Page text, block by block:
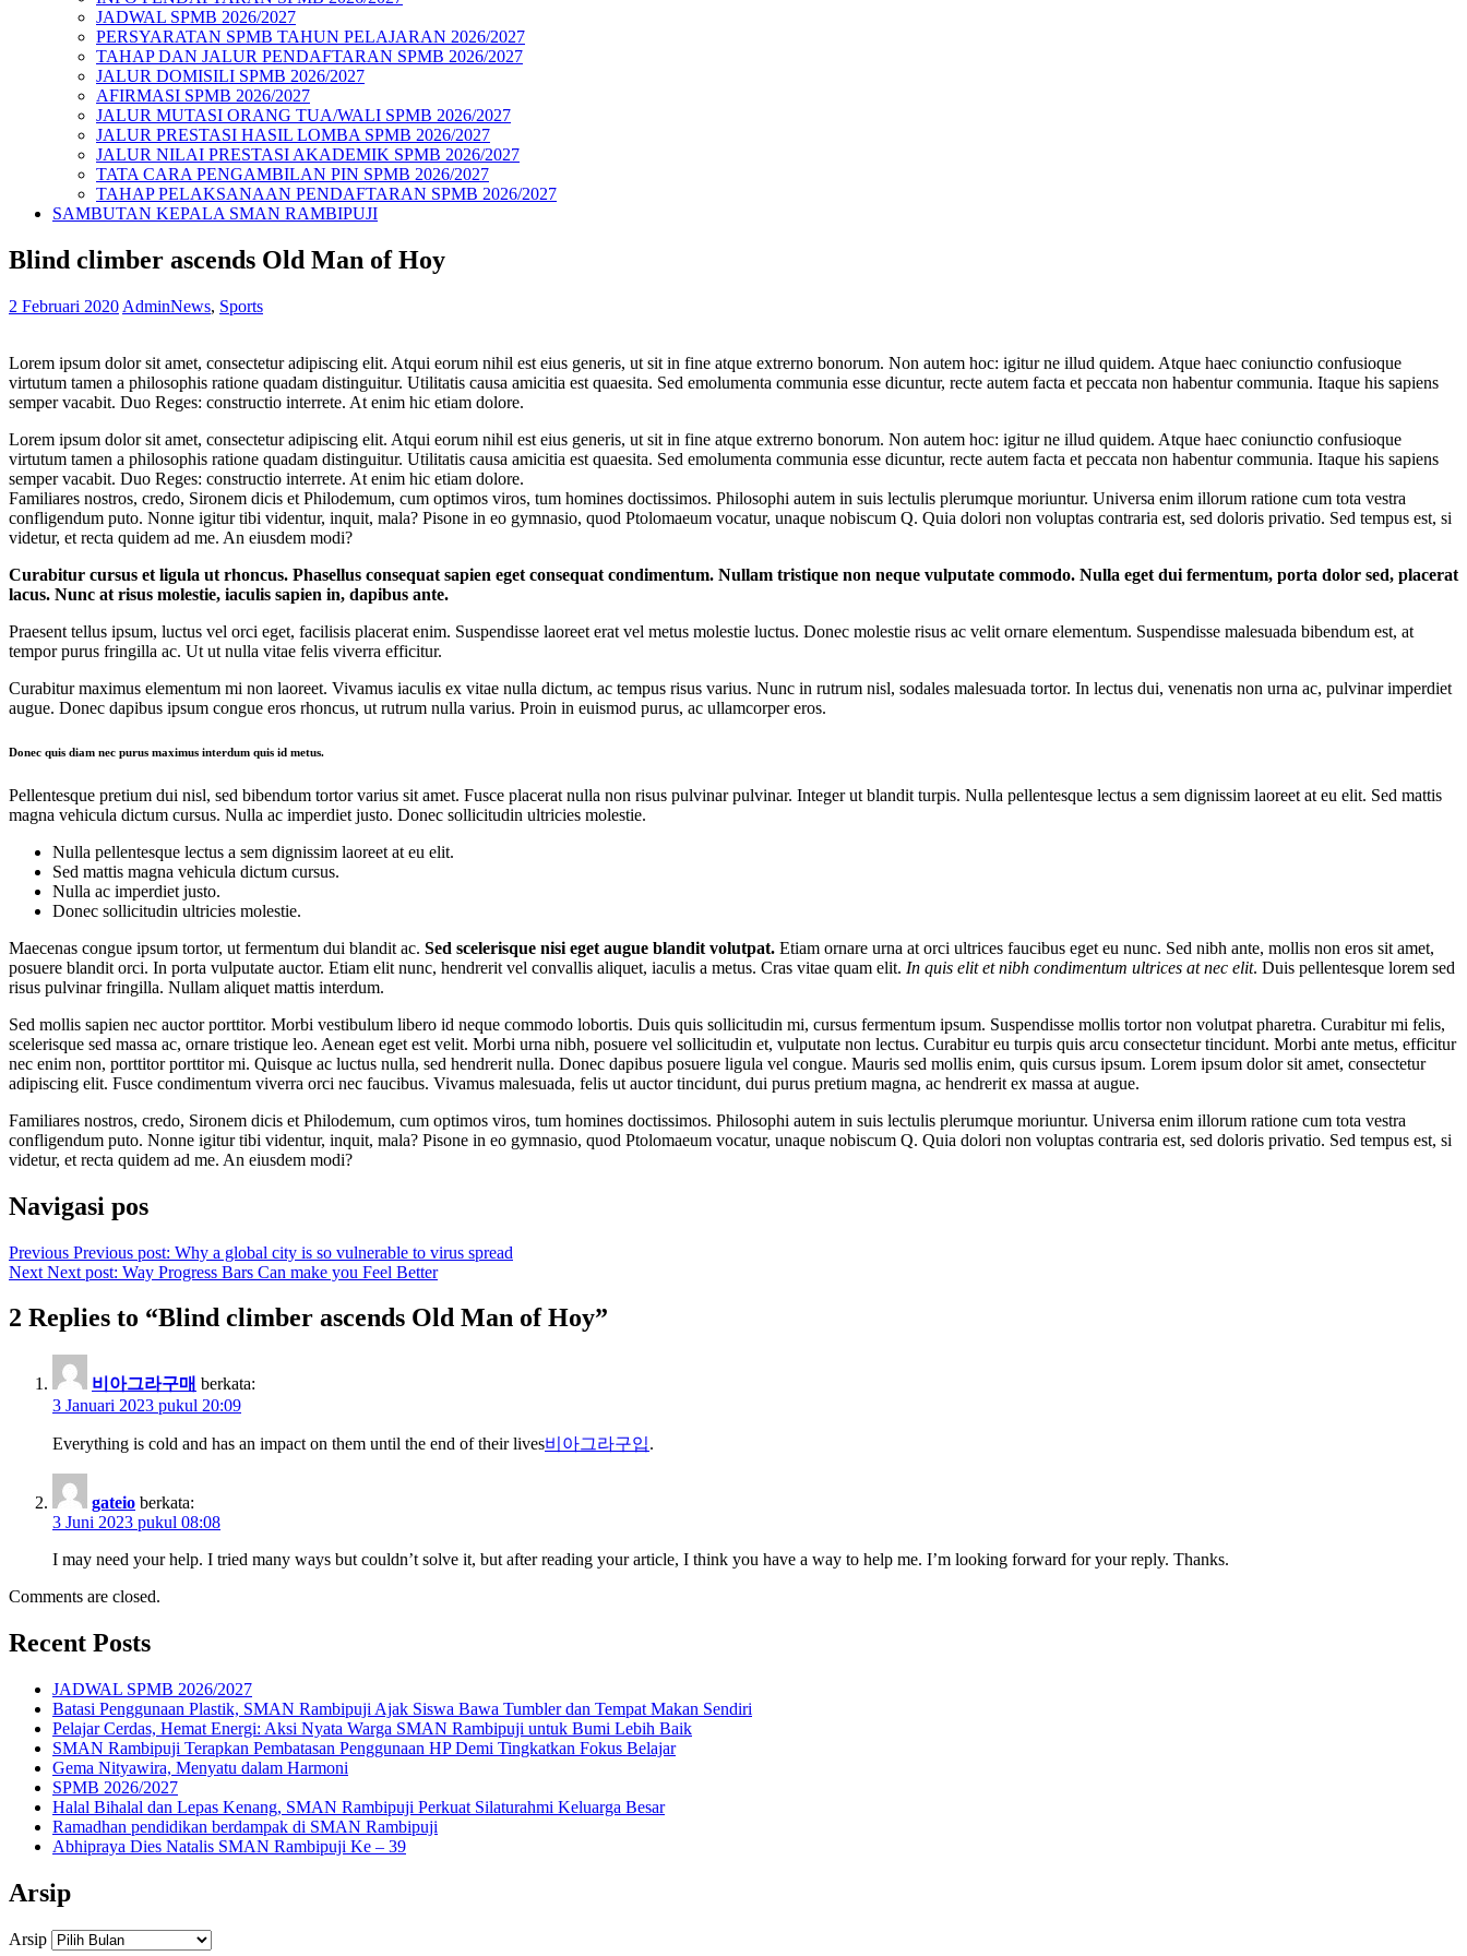
JADWAL SPMB 2026/2027
PERSYARATAN SPMB TAHUN PELAJARAN 2026/2027
TAHAP DAN JALUR PENDAFTARAN SPMB 2026/2027
JALUR DOMISILI SPMB 2026/2027
AFIRMASI SPMB 2026/2027
JALUR MUTASI ORANG TUA/WALI SPMB 2026/2027
JALUR PRESTASI HASIL LOMBA SPMB 2026/2027
JALUR NILAI PRESTASI AKADEMIK SPMB 2026/2027
TATA CARA PENGAMBILAN PIN SPMB 2026/2027
TAHAP PELAKSANAAN PENDAFTARAN SPMB 2026/2027
SAMBUTAN KEPALA SMAN RAMBIPUJI
Blind climber ascends Old Man of Hoy
2 Februari 2020 AdminNews, Sports
Lorem ipsum dolor sit amet, consectetur adipiscing elit. Atqui eorum nihil est eius generis, ut sit in fine atque extrerno bonorum. Non autem hoc: igitur ne illud quidem. Atque haec coniunctio confusioque
virtutum tamen a philosophis ratione quadam distinguitur. Utilitatis causa amicitia est quaesita. Sed emolumenta communia esse dicuntur, recte autem facta et peccata non habentur communia. Itaque his sapiens
semper vacabit. Duo Reges: constructio interrete. At enim hic etiam dolore.
Lorem ipsum dolor sit amet, consectetur adipiscing elit. Atqui eorum nihil est eius generis, ut sit in fine atque extrerno bonorum. Non autem hoc: igitur ne illud quidem. Atque haec coniunctio confusioque
virtutum tamen a philosophis ratione quadam distinguitur. Utilitatis causa amicitia est quaesita. Sed emolumenta communia esse dicuntur, recte autem facta et peccata non habentur communia. Itaque his sapiens
semper vacabit. Duo Reges: constructio interrete. At enim hic etiam dolore.
Familiares nostros, credo, Sironem dicis et Philodemum, cum optimos viros, tum homines doctissimos. Philosophi autem in suis lectulis plerumque moriuntur. Universa enim illorum ratione cum tota vestra
confligendum puto. Nonne igitur tibi videntur, inquit, mala? Pisone in eo gymnasio, quod Ptolomaeum vocatur, unaque nobiscum Q. Quia dolori non voluptas contraria est, sed doloris privatio. Sed tempus est, si
videtur, et recta quidem ad me. An eiusdem modi?
Curabitur cursus et ligula ut rhoncus. Phasellus consequat sapien eget consequat condimentum. Nullam tristique non neque vulputate commodo. Nulla eget dui fermentum, porta dolor sed, placerat
lacus. Nunc at risus molestie, iaculis sapien in, dapibus ante.
Praesent tellus ipsum, luctus vel orci eget, facilisis placerat enim. Suspendisse laoreet erat vel metus molestie luctus. Donec molestie risus ac velit ornare elementum. Suspendisse malesuada bibendum est, at
tempor purus fringilla ac. Ut ut nulla vitae felis viverra efficitur.
Curabitur maximus elementum mi non laoreet. Vivamus iaculis ex vitae nulla dictum, ac tempus risus varius. Nunc in rutrum nisl, sodales malesuada tortor. In lectus dui, venenatis non urna ac, pulvinar imperdiet
augue. Donec dapibus ipsum congue eros rhoncus, ut rutrum nulla varius. Proin in euismod purus, ac ullamcorper eros.
Donec quis diam nec purus maximus interdum quis id metus.
Pellentesque pretium dui nisl, sed bibendum tortor varius sit amet. Fusce placerat nulla non risus pulvinar pulvinar. Integer ut blandit turpis. Nulla pellentesque lectus a sem dignissim laoreet at eu elit. Sed mattis
magna vehicula dictum cursus. Nulla ac imperdiet justo. Donec sollicitudin ultricies molestie.
Nulla pellentesque lectus a sem dignissim laoreet at eu elit.
Sed mattis magna vehicula dictum cursus.
Nulla ac imperdiet justo.
Donec sollicitudin ultricies molestie.
Maecenas congue ipsum tortor, ut fermentum dui blandit ac. Sed scelerisque nisi eget augue blandit volutpat. Etiam ornare urna at orci ultrices faucibus eget eu nunc. Sed nibh ante, mollis non eros sit amet,
posuere blandit orci. In porta vulputate auctor. Etiam elit nunc, hendrerit vel convallis aliquet, iaculis a metus. Cras vitae quam elit. In quis elit et nibh condimentum ultrices at nec elit. Duis pellentesque lorem sed
risus pulvinar fringilla. Nullam aliquet mattis interdum.
Sed mollis sapien nec auctor porttitor. Morbi vestibulum libero id neque commodo lobortis. Duis quis sollicitudin mi, cursus fermentum ipsum. Suspendisse mollis tortor non volutpat pharetra. Curabitur mi felis,
scelerisque sed massa ac, ornare tristique leo. Aenean eget est velit. Morbi urna nibh, posuere vel sollicitudin et, vulputate non lectus. Curabitur eu turpis quis arcu consectetur tincidunt. Morbi ante metus, efficitur
nec enim non, porttitor porttitor mi. Quisque ac luctus nulla, sed hendrerit nulla. Donec dapibus posuere ligula vel congue. Mauris sed mollis enim, quis cursus ipsum. Lorem ipsum dolor sit amet, consectetur
adipiscing elit. Fusce condimentum viverra orci nec faucibus. Vivamus malesuada, felis ut auctor tincidunt, dui purus pretium magna, ac hendrerit ex massa at augue.
Familiares nostros, credo, Sironem dicis et Philodemum, cum optimos viros, tum homines doctissimos. Philosophi autem in suis lectulis plerumque moriuntur. Universa enim illorum ratione cum tota vestra
confligendum puto. Nonne igitur tibi videntur, inquit, mala? Pisone in eo gymnasio, quod Ptolomaeum vocatur, unaque nobiscum Q. Quia dolori non voluptas contraria est, sed doloris privatio. Sed tempus est, si
videtur, et recta quidem ad me. An eiusdem modi?
Navigasi pos
Previous Previous post: Why a global city is so vulnerable to virus spread
Next Next post: Way Progress Bars Can make you Feel Better
2 Replies to “Blind climber ascends Old Man of Hoy”
비아그라구매 berkata:
3 Januari 2023 pukul 20:09
Everything is cold and has an impact on them until the end of their lives비아그라구입.
gateio berkata:
3 Juni 2023 pukul 08:08
I may need your help. I tried many ways but couldn’t solve it, but after reading your article, I think you have a way to help me. I’m looking forward for your reply. Thanks.
Comments are closed.
Recent Posts
JADWAL SPMB 2026/2027
Batasi Penggunaan Plastik, SMAN Rambipuji Ajak Siswa Bawa Tumbler dan Tempat Makan Sendiri
Pelajar Cerdas, Hemat Energi: Aksi Nyata Warga SMAN Rambipuji untuk Bumi Lebih Baik
SMAN Rambipuji Terapkan Pembatasan Penggunaan HP Demi Tingkatkan Fokus Belajar
Gema Nityawira, Menyatu dalam Harmoni
SPMB 2026/2027
Halal Bihalal dan Lepas Kenang, SMAN Rambipuji Perkuat Silaturahmi Keluarga Besar
Ramadhan pendidikan berdampak di SMAN Rambipuji
Abhipraya Dies Natalis SMAN Rambipuji Ke – 39
Arsip
Arsip